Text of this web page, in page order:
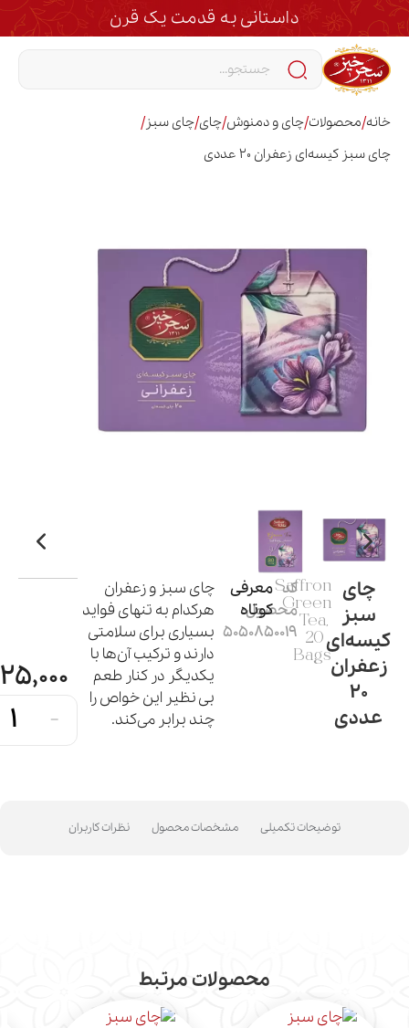
داستانی به قدمت یک قرن
خانه/محصولات/چای و دمنوش/چای/چای سبز/
چای سبز کیسه‌ای زعفران 20 عددی
چای
سبز
کیسه‌ای
زعفران
20
عددی
Saffron
Green
Tea,
20
Bags
کد
محصول:
5050850019
معرفی
کوتاه
چای سبز و زعفران
هرکدام به تنهای فواید
بسیاری برای سلامتی
دارند و ترکیب آن‌ها با
یکدیگر در کنار طعم
بی نظیر این خواص را
چند برابر می‌کند.
-
توضیحات تکمیلی مشخصات محصول نظرات کاربران
محصولات مرتبط